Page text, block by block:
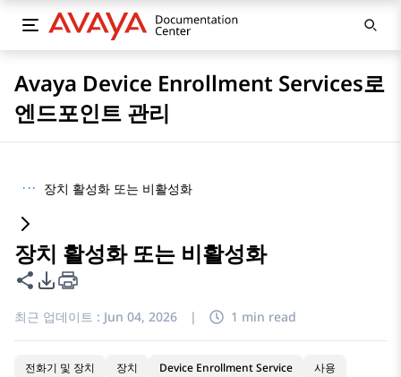
Avaya Device Enrollment Services로
엔드포인트 관리
··· 장치 활성화 또는 비활성화
장치 활성화 또는 비활성화
이 페이지 공유
PDF 내보내기 옵션
최근 업데이트 : Jun 04, 2026 | 1 min read
전화기 및 장치 장치 Device Enrollment Service 사용